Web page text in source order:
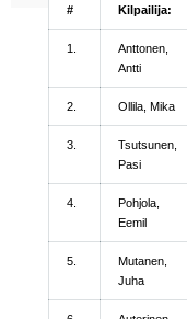
# Kilpailija:
1.
Anttonen,
Antti
2. Ollila, Mika
3.
Tsutsunen,
Pasi
4.
Pohjola,
Eemil
5.
Mutanen,
Juha